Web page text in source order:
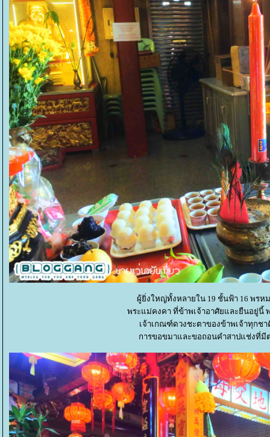
ผู้ยิ่งใหญ่ทั้งหลายใน 19 ชั้นฟ้า 16 พร
พระแม่คงคา ที่ข้าพเจ้าอาศัยและยืนอยู่นี้
เจ้าเกณฑ์ดวงชะตาของข้าพเจ้าทุกช
การขอขมาและขอถอนคำสาปแช่งที่